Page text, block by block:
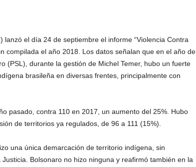
lanzó el día 24 de septiembre el informe “Violencia Contra
compilada el año 2018. Los datos señalan que en el año de
(PSL), durante la gestión de Michel Temer, hubo un fuerte
brasileña en diversas frentes, principalmente con
pasado, contra 110 en 2017, un aumento del 25%. Hubo
de territorios ya regulados, de 96 a 111 (15%).
una única demarcación de territorio indígena, sin
Bolsonaro no hizo ninguna y reafirmó también en la